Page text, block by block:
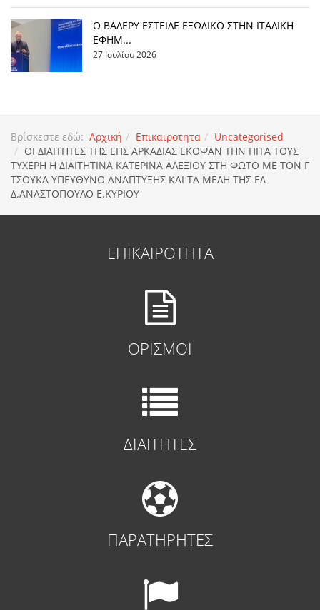
Ο ΒΑΛΕΡΥ ΕΣΤΕΙΛΕ ΕΞΩΔΙΚΟ ΣΤΗΝ ΙΤΑΛΙΚΗ
ΕΦΗΜ...
27 Ιουλίου 2026
Βρίσκεστε εδώ: Αρχική Επικαιροτητα
Uncategorised
ΟΙ ΔΙΑΙΤΗΤΕΣ ΤΗΣ ΕΠΣ ΑΡΚΑΔΙΑΣ ΕΚΟΨΑΝ ΤΗΝ ΠΙΤΑ ΤΟΥΣ
ΤΥΧΕΡΗ Η ΔΙΑΙΤΗΤΙΝΑ ΚΑΤΕΡΙΝΑ ΑΛΕΞΙΟΥ ΣΤΗ ΦΩΤΟ ΜΕ ΤΟΝ Γ
ΤΣΟΥΚΑ ΥΠΕΥΘΥΝΟ ΑΝΑΠΤΥΞΗΣ ΚΑΙ ΤΑ ΜΕΛΗ ΤΗΣ ΕΔ
Δ.ΑΝΑΣΤΟΠΟΥΛΟ Ε.ΚΥΡΙΟΥ
ΕΠΙΚΑΙΡΟΤΗΤΑ
ΟΡΙΣΜΟΙ
ΔΙΑΙΤΗΤΕΣ
ΠΑΡΑΤΗΡΗΤΕΣ